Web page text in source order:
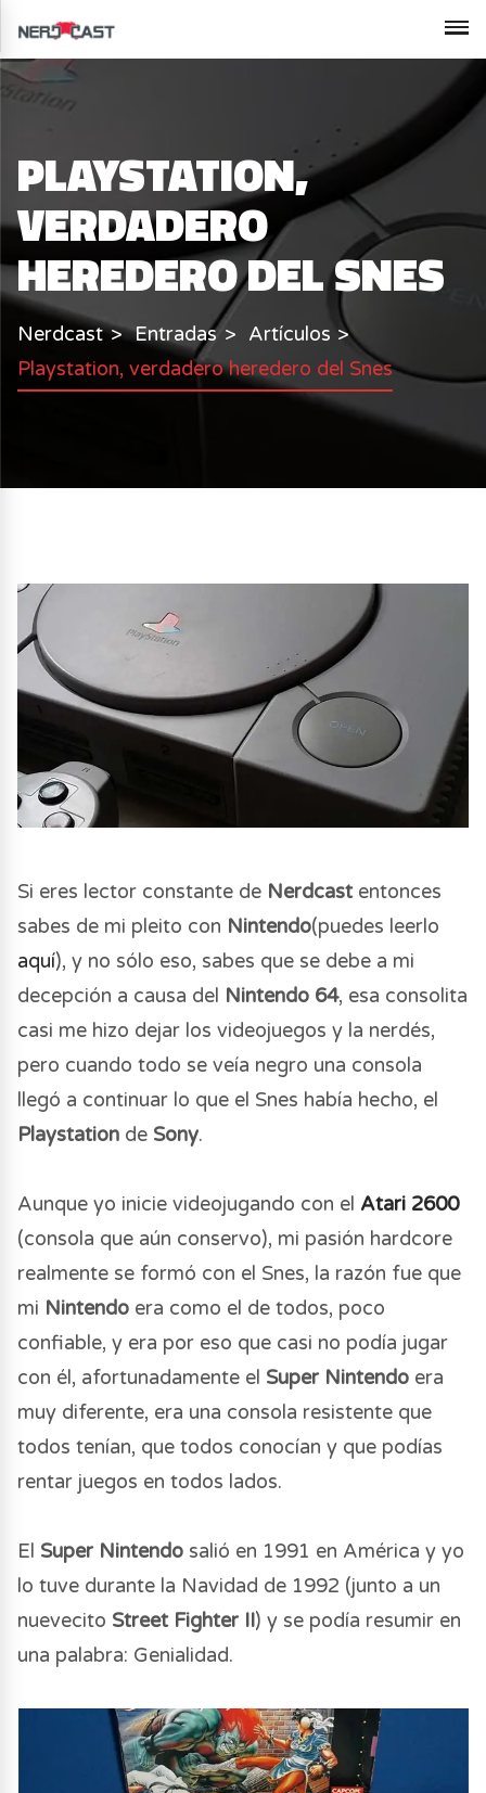
PLAYSTATION,
VERDADERO
HEREDERO DEL SNES
Nerdcast Entradas
Artículos
Playstation, verdadero heredero del Snes
Si eres lector constante de Nerdcast entonces
sabes de mi pleito con Nintendo(puedes leerlo
aquí), y no sólo eso, sabes que se debe a mi
decepción a causa del Nintendo 64, esa consolita
casi me hizo dejar los videojuegos y la nerdés,
pero cuando todo se veía negro una consola
llegó a continuar lo que el Snes había hecho, el
Playstation de Sony.
Aunque yo inicie videojugando con el Atari 2600
(consola que aún conservo), mi pasión hardcore
realmente se formó con el Snes, la razón fue que
mi Nintendo era como el de todos, poco
confiable, y era por eso que casi no podía jugar
con él, afortunadamente el Super Nintendo era
muy diferente, era una consola resistente que
todos tenían, que todos conocían y que podías
rentar juegos en todos lados.
El Super Nintendo salió en 1991 en América y yo
lo tuve durante la Navidad de 1992 (junto a un
nuevecito Street Fighter II) y se podía resumir en
una palabra: Genialidad.